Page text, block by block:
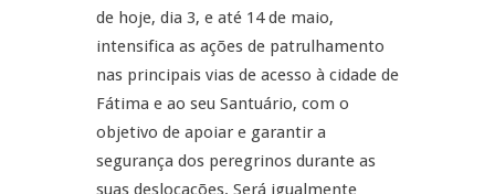
Now Opinião – Manuela
Antunes: Problemas nos
Exames Nacionais
de hoje, dia 3, e até 14 de maio,
intensifica as ações de patrulhamento
nas principais vias de acesso à cidade de
Fátima e ao seu Santuário, com o
objetivo de apoiar e garantir a
segurança dos peregrinos durante as
suas deslocações. Será igualmente